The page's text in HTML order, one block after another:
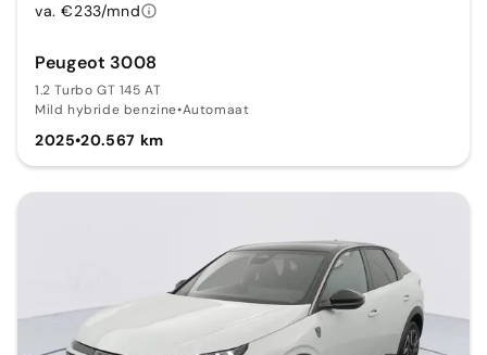
Peugeot 3008
1.2 Turbo GT 145 AT
Mild hybride benzine•Automaat
2025•20.567 km
va. €233/mnd